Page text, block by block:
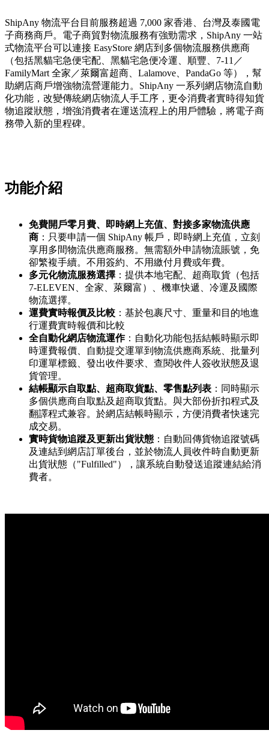
ShipAny 物流平台目前服務超過 7,000 家香港、台灣及泰國電
子商務商戶。電子商貿對物流服務有強勁需求，ShipAny 一站
式物流平台可以連接 EasyStore 網店到多個物流服務供應商
（包括黑貓宅急便宅配、黑貓宅急便冷運、順豐、7-11／
FamilyMart 全家／萊爾富超商、Lalamove、PandaGo 等），幫
助網店商戶增強物流營運能力。ShipAny 一系列網店物流自動
化功能，改變傳統網店物流人手工序，更令消費者實時得知貨
物追蹤狀態，增強消費者在運送流程上的用戶體驗，將電子商
務帶入新的里程碑。
功能介紹
免費開戶零月費、即時網上充值、對接多家物流供應
商 ：只要申請一個 ShipAny 帳戶，即時網上充值，立刻
享用多間物流供應商服務。無需額外申請物流賬號，免
卻繁複手續。不用簽約、不用繳付月費或年費。
多元化物流服務選擇 ：提供本地宅配、超商取貨（包括
7-ELEVEN、全家、萊爾富）、機車快遞、冷運及國際
物流選擇。
運費實時報價及比較 ：基於包裹尺寸、重量和目的地進
行運費實時報價和比較
全自動化網店物流運作：自動化功能包括結帳時顯示即
時運費報價、自動提交運單到物流供應商系統、批量列
印運單標籤、發出收件要求、查閱收件人簽收狀態及退
貨管理。
結帳顯示自取點、超商取貨點、零售點列表 ：同時顯示
多個供應商自取點及超商取貨點。與大部份折扣程式及
翻譯程式兼容。於網店結帳時顯示，方便消費者快速完
成交易。
實時貨物追蹤及更新出貨狀態 ：自動回傳貨物追蹤號碼
及連結到網店訂單後台，並於物流人員收件時自動更新
出貨狀態（"Fulfilled"），讓系統自動發送追蹤連結給消
費者。